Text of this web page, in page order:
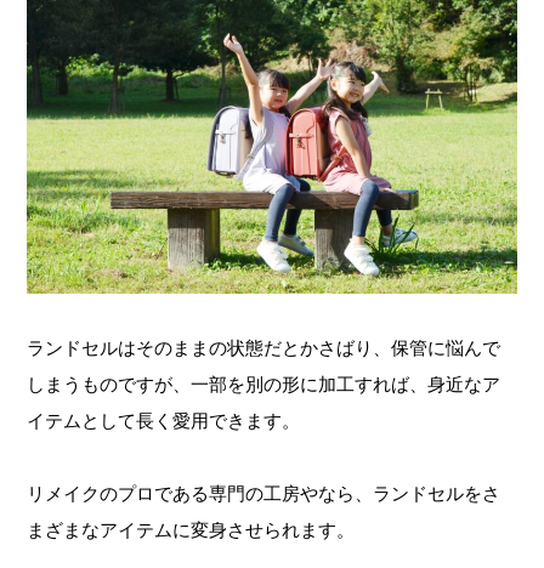
ランドセルはそのままの状態だとかさばり、保管に悩んで
しまうものですが、一部を別の形に加工すれば、身近なア
イテムとして長く愛用できます。
リメイクのプロである専門の工房やなら、ランドセルをさ
まざまなアイテムに変身させられます。